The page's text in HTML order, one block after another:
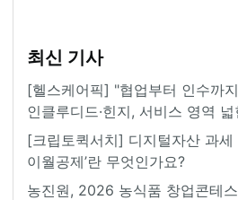
최신 기사
[헬스케어픽] "협업부터 인수까
인클루디드·힌지, 서비스 영역
[크립토퀵서치] 디지털자산 과세
이월공제’란 무엇인가요?
농진원, 2026 농식품 창업콘테